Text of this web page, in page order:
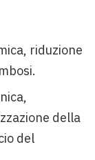
riduzione
della
del